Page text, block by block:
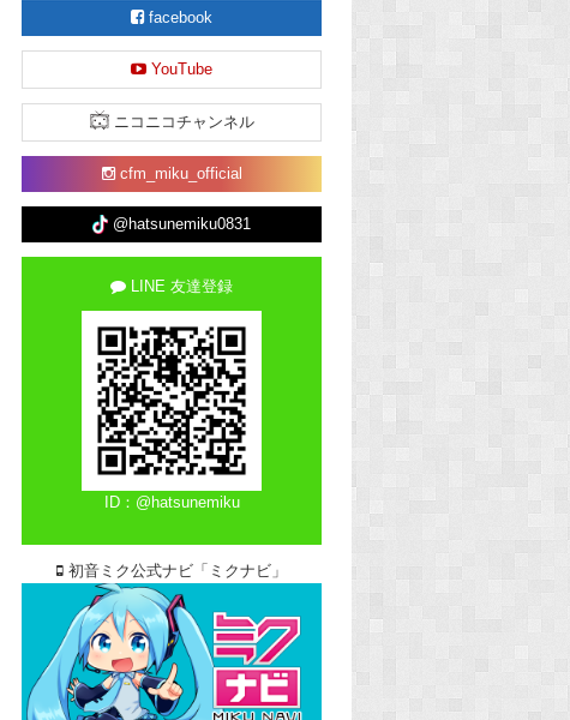
facebook
YouTube
ニコニコチャンネル
cfm_miku_official
@hatsunemiku0831
LINE 友達登録
ID：@hatsunemiku
初音ミク公式ナビ「ミクナビ」